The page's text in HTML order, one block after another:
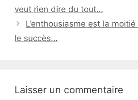
veut rien dire du tout…
L’enthousiasme est la
le succès…
Laisser un commentaire